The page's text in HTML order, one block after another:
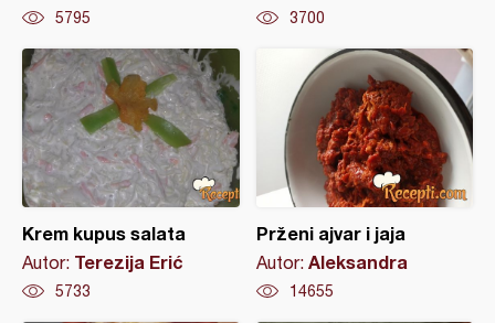
5795 3700
Krem kupus salata
Autor: Terezija Erić
5733
Prženi ajvar i jaja
Autor: Aleksandra
14655